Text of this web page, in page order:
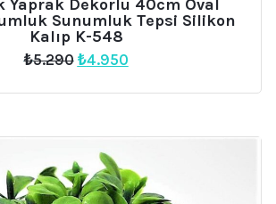
Yaprak Dekorlu 40cm Oval
Sunumluk Tepsi Silikon
Kalıp K-548
₺5.290 Orijinal
₺5.290.
₺4.950Şu
fiyat: